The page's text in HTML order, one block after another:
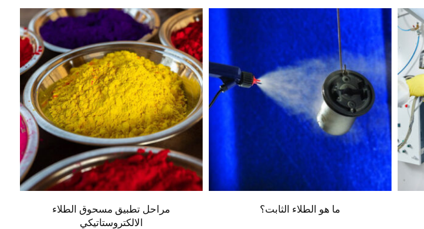
مراحل تطبيق مسحوق الطلاء
الالكتروستاتيكي
ما هو الطلاء الثابت؟